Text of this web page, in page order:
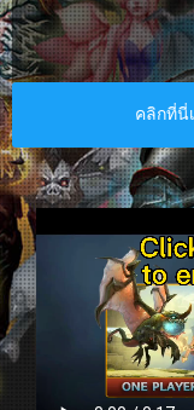
คลิกที่นี่